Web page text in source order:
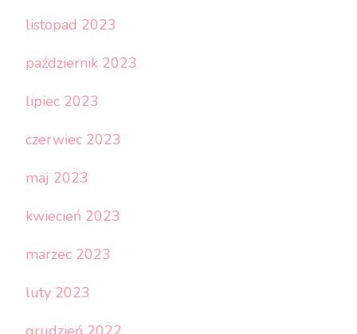
listopad 2023
październik 2023
lipiec 2023
czerwiec 2023
maj 2023
kwiecień 2023
marzec 2023
luty 2023